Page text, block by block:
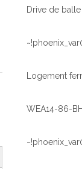
Logement